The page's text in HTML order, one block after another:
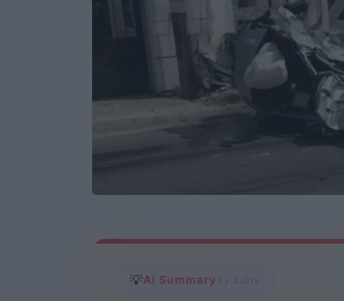
💡AI Summary by Libre